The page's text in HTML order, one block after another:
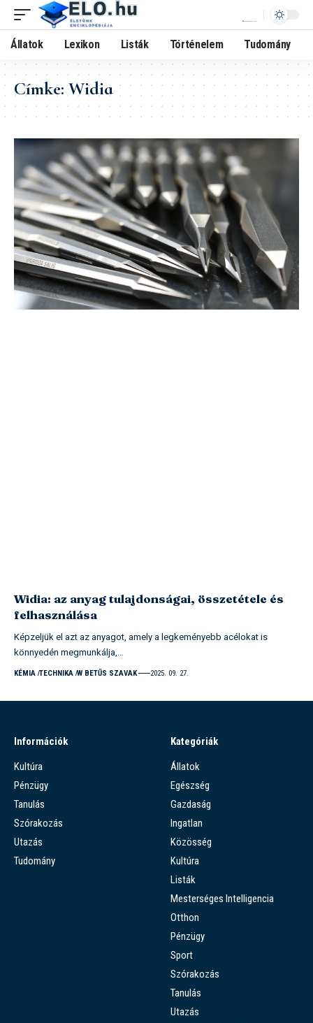
Állatok Lexikon Listák Történelem Tudomány
Címke:Widia
Widia: az anyag tulajdonságai, összetétele és
felhasználása
Képzeljük el azt az anyagot, amely a legkeményebb acélokat is
könnyedén megmunkálja,…
KÉMIA TECHNIKA W BETŰS SZAVAK 2025. 09. 27.
Információk
Kultúra
Pénzügy
Tanulás
Szórakozás
Utazás
Tudomány
Kategóriák
Állatok
Egészség
Gazdaság
Ingatlan
Közösség
Kultúra
Listák
Mesterséges Intelligencia
Otthon
Pénzügy
Sport
Szórakozás
Tanulás
Utazás